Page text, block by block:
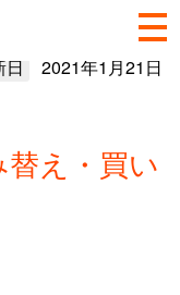
日 2021年1月21日
え・買い